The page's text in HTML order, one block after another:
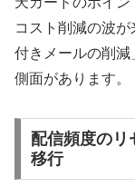
コスト削減の波
付きメールの削減
側面があります。
配信頻度のリ
移行